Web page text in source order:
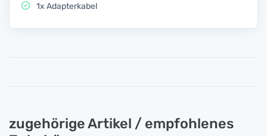
1x Adapterkabel
zugehörige Artikel / empfohlenes